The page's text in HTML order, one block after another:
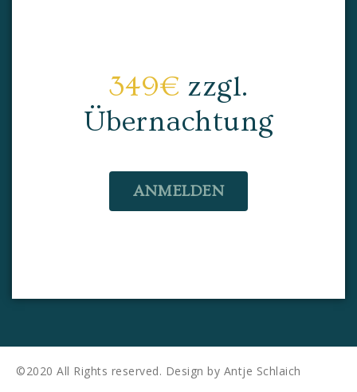
349€ zzgl.
Übernachtung
ANMELDEN
©2020 All Rights reserved. Design by Antje Schlaich